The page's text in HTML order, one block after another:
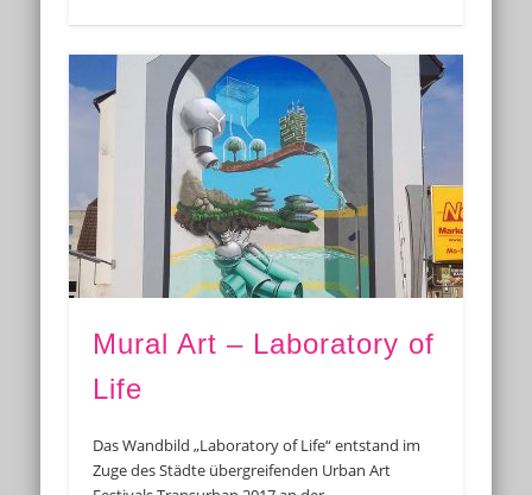
Mural Art – Laboratory of
Life
Das Wandbild „Laboratory of Life“ entstand im
Zuge des Städte übergreifenden Urban Art